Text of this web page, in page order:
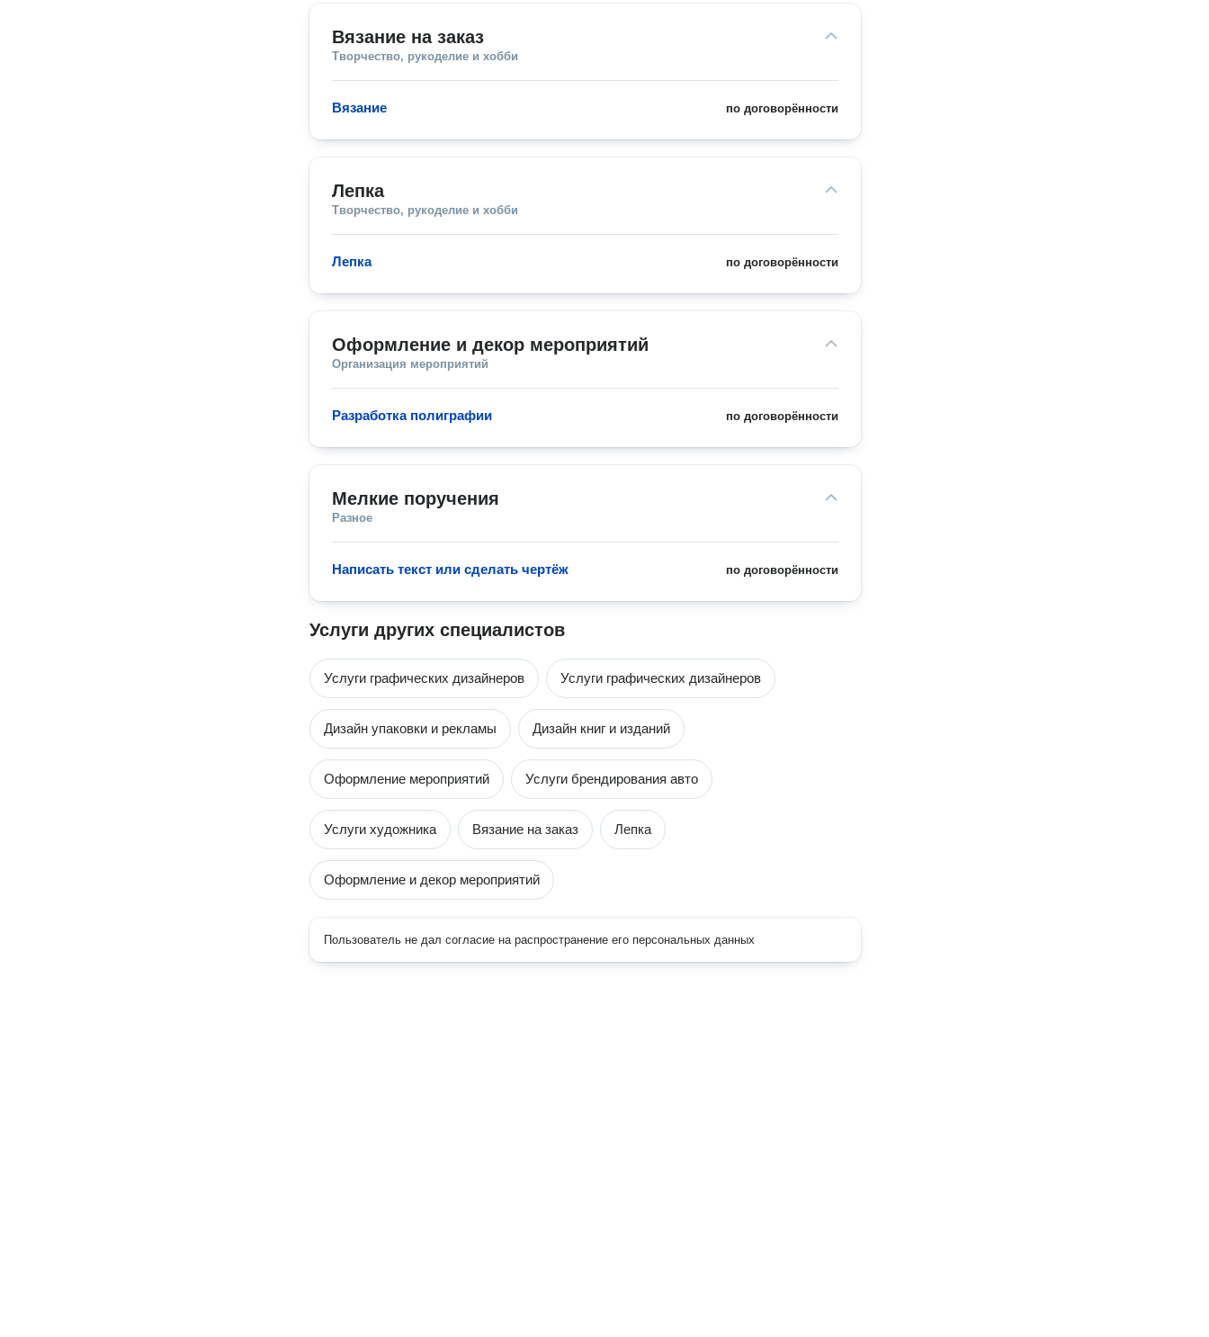
Вязание на заказ
Творчество, рукоделие и хобби
по договорённости
Вязание
Лепка
Творчество, рукоделие и хобби
по договорённости
Лепка
Оформление и декор мероприятий
Организация мероприятий
по договорённости
Разработка полиграфии
Мелкие поручения
Разное
по договорённости
Написать текст или сделать чертёж
Услуги других специалистов
Услуги графических дизайнеров Услуги графических дизайнеров
Дизайн упаковки и рекламы Дизайн книг и изданий
Оформление мероприятий Услуги брендирования авто
Услуги художника Вязание на заказ Лепка
Оформление и декор мероприятий
Пользователь не дал согласие на распространение его персональных данных